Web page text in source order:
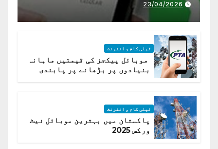
23/04/2026
ٹیلی کام و انٹرنٹ
موبائل پیکجز کی قیمتیں ماہانہ
بنیادوں پر بڑھانے پر پابندی
ٹیلی کام و انٹرنٹ
پاکستان میں بہترین موبائل نیٹ
ورکس 2025